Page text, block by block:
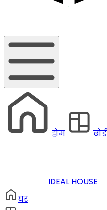
होम बोर्ड
IDEAL HOUSE
घर